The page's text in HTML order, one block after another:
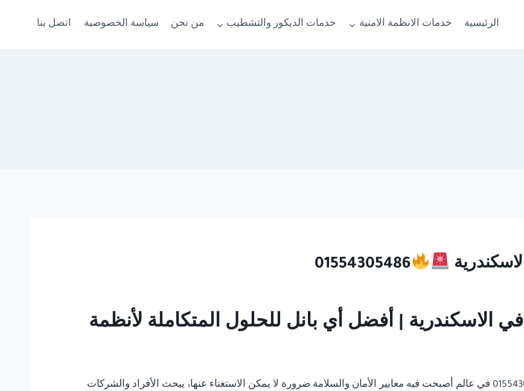
الرئيسية خدمات الانظمة الامنية خدمات الديكور والتشطيب من نحن سياسة الخصوصية اتصل بنا
01554305486
صيانة نظام انذار حريق Thorn في الاسكندرية | أفضل أي بانل للحلول المتكاملة لأنظمة
01554305486 في عالم أصبحت فيه معايير الأمان والسلامة ضرورة لا يمكن الاستغناء عنها، يبحث الأفراد والشركات